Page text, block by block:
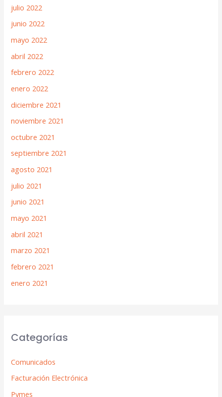
julio 2022
junio 2022
mayo 2022
abril 2022
febrero 2022
enero 2022
diciembre 2021
noviembre 2021
octubre 2021
septiembre 2021
agosto 2021
julio 2021
junio 2021
mayo 2021
abril 2021
marzo 2021
febrero 2021
enero 2021
Categorías
Comunicados
Facturación Electrónica
Pymes